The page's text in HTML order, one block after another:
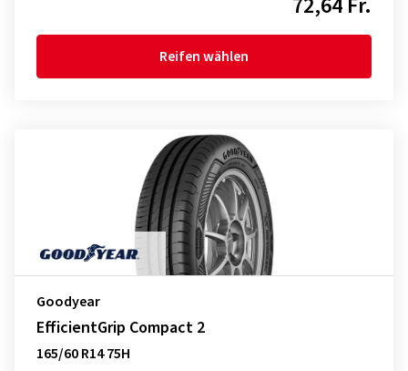
Reifen wählen
Goodyear
EfficientGrip Compact 2
165/60 R14 75H